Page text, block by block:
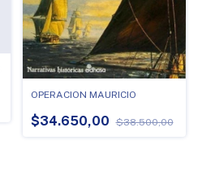
OPERACION MAURICIO
$34.650,00 $38.500,00